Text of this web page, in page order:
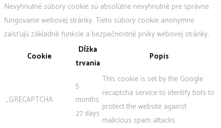
Nevyhnutné súbory cookie sú absolútne nevyhnutné pre správne
fungovanie webovej stránky. Tieto súbory cookie anonymne
zaisťujú základné funkcie a bezpečnostné prvky webovej stránky.
Cookie
Dĺžka
trvania
Popis
_GRECAPTCHA
5
months
27 days
This cookie is set by the Google
recaptcha service to identify bots to
protect the website against
malicious spam attacks.